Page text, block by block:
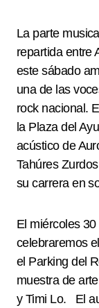
La parte
repartida entre
este sábado
una de las
rock nacional.
la Plaza del
acústico de
Tahúres
su carrera en
El miércoles
celebraremos
el Parking del
muestra de
y Timi Lo. El